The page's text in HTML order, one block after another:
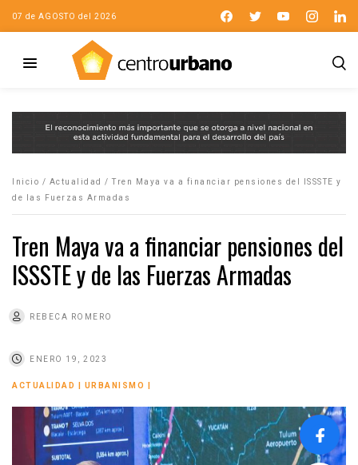
07 de AGOSTO del 2026
Inicio / Actualidad /Tren Maya va a financiar pensiones del ISSSTE y
de las Fuerzas Armadas
Tren Maya va a financiar pensiones del
ISSSTE y de las Fuerzas Armadas
REBECA ROMERO
ENERO 19, 2023
ACTUALIDAD URBANISMO